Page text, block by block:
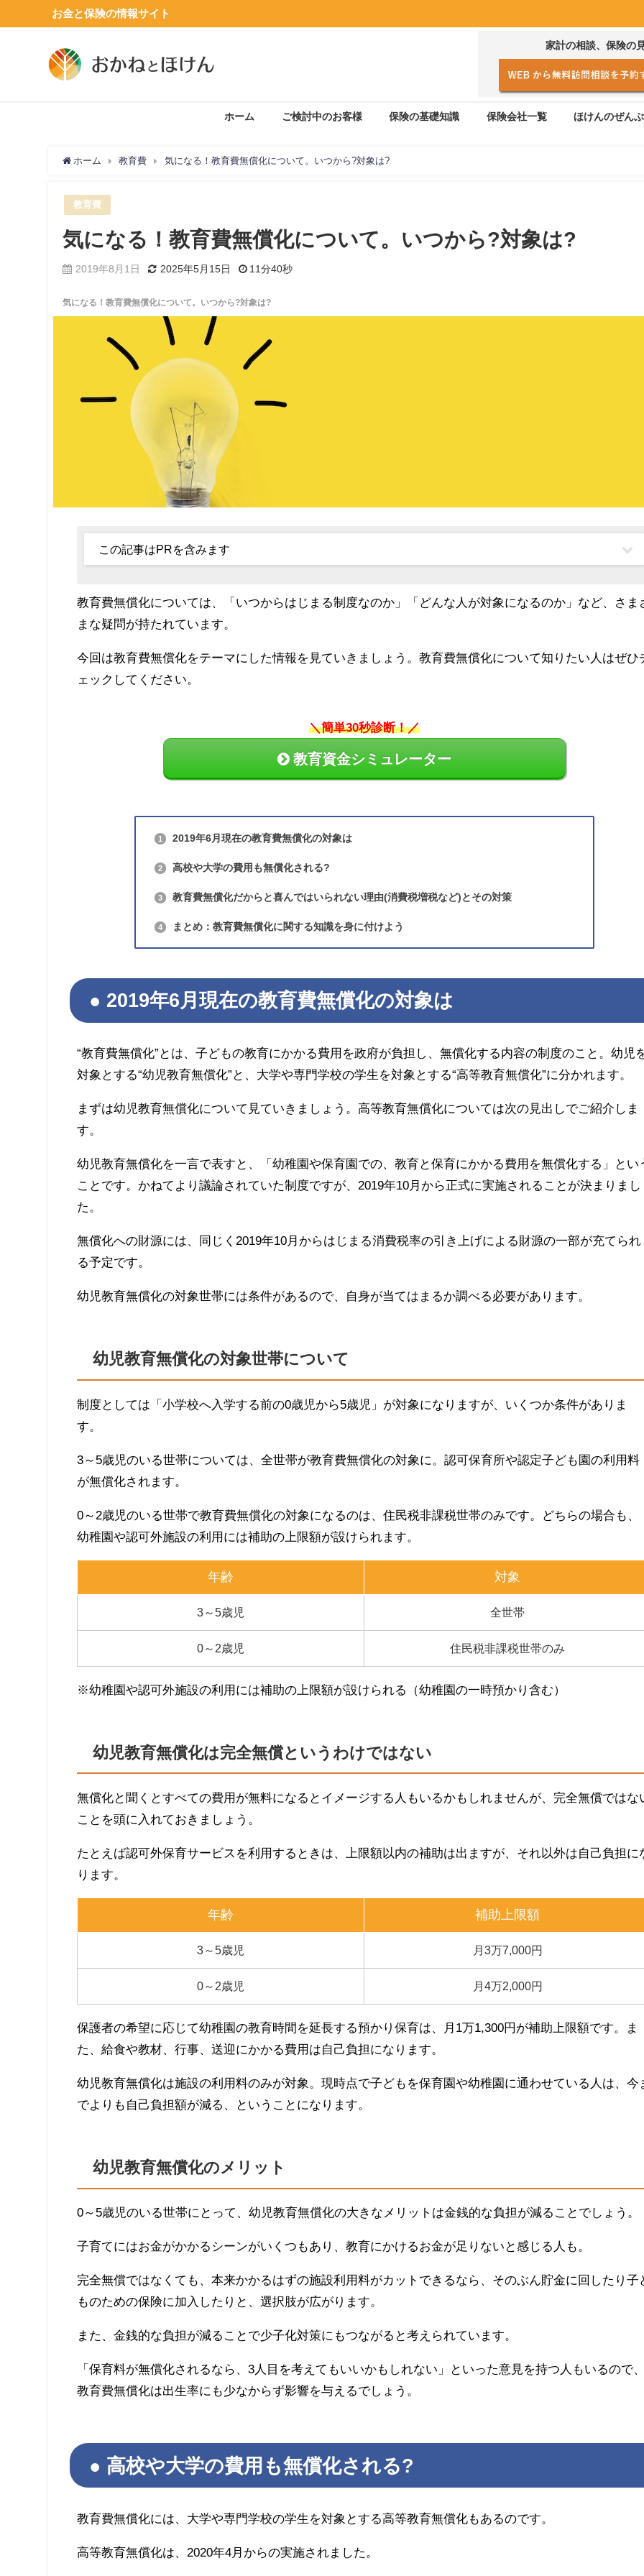
お金と保険の情報サイト
家計の相談、保険の
ホーム ご検討中のお客様 保険の基礎知識 保険会社一覧 ほけんのぜん
ホーム 教育費 気になる！教育費無償化について。いつから?対象は?
教育費
気になる！教育費無償化について。いつから?対象は?
2019年8月1日 2025年5月15日 11分40秒
気になる！教育費無償化について。いつから?対象は?
この記事はPRを含みます
教育費無償化については、「いつからはじまる制度なのか」「どんな人が対象になるのか」など、さま
まな疑問が持たれています。
今回は教育費無償化をテーマにした情報を見ていきましょう。教育費無償化について知りたい人はぜひ
ェックしてください。
＼簡単30秒診断！／
教育資金シミュレーター
1 2019年6月現在の教育費無償化の対象は
2 高校や大学の費用も無償化される?
3 教育費無償化だからと喜んではいられない理由(消費税増税など)とその対策
4 まとめ：教育費無償化に関する知識を身に付けよう
2019年6月現在の教育費無償化の対象は
“教育費無償化”とは、子どもの教育にかかる費用を政府が負担し、無償化する内容の制度のこと。幼児
対象とする“幼児教育無償化”と、大学や専門学校の学生を対象とする“高等教育無償化”に分かれます。
まずは幼児教育無償化について見ていきましょう。高等教育無償化については次の見出しでご紹介しま
す。
幼児教育無償化を一言で表すと、「幼稚園や保育園での、教育と保育にかかる費用を無償化する」とい
ことです。かねてより議論されていた制度ですが、2019年10月から正式に実施されることが決まりまし
た。
無償化への財源には、同じく2019年10月からはじまる消費税率の引き上げによる財源の一部が充てられ
る予定です。
幼児教育無償化の対象世帯には条件があるので、自身が当てはまるか調べる必要があります。
幼児教育無償化の対象世帯について
制度としては「小学校へ入学する前の0歳児から5歳児」が対象になりますが、いくつか条件がありま
す。
3～5歳児のいる世帯については、全世帯が教育費無償化の対象に。認可保育所や認定子ども園の利用料
が無償化されます。
0～2歳児のいる世帯で教育費無償化の対象になるのは、住民税非課税世帯のみです。どちらの場合も、
幼稚園や認可外施設の利用には補助の上限額が設けられます。
年齢 対象
3～5歳児 全世帯
0～2歳児 住民税非課税世帯のみ
※幼稚園や認可外施設の利用には補助の上限額が設けられる（幼稚園の一時預かり含む）
幼児教育無償化は完全無償というわけではない
無償化と聞くとすべての費用が無料になるとイメージする人もいるかもしれませんが、完全無償ではな
ことを頭に入れておきましょう。
たとえば認可外保育サービスを利用するときは、上限額以内の補助は出ますが、それ以外は自己負担に
ります。
年齢 補助上限額
3～5歳児 月3万7,000円
0～2歳児 月4万2,000円
保護者の希望に応じて幼稚園の教育時間を延長する預かり保育は、月1万1,300円が補助上限額です。ま
た、給食や教材、行事、送迎にかかる費用は自己負担になります。
幼児教育無償化は施設の利用料のみが対象。現時点で子どもを保育園や幼稚園に通わせている人は、今
でよりも自己負担額が減る、ということになります。
幼児教育無償化のメリット
0～5歳児のいる世帯にとって、幼児教育無償化の大きなメリットは金銭的な負担が減ることでしょう。
子育てにはお金がかかるシーンがいくつもあり、教育にかけるお金が足りないと感じる人も。
完全無償ではなくても、本来かかるはずの施設利用料がカットできるなら、そのぶん貯金に回したり子
ものための保険に加入したりと、選択肢が広がります。
また、金銭的な負担が減ることで少子化対策にもつながると考えられています。
「保育料が無償化されるなら、3人目を考えてもいいかもしれない」といった意見を持つ人もいるので
教育費無償化は出生率にも少なからず影響を与えるでしょう。
高校や大学の費用も無償化される?
教育費無償化には、大学や専門学校の学生を対象とする高等教育無償化もあるのです。
高等教育無償化は、2020年4月からの実施されました。